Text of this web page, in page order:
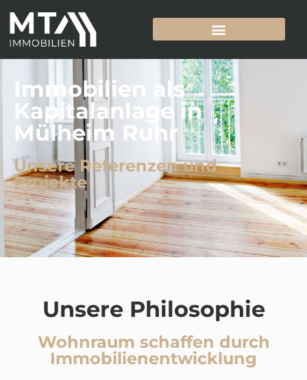
Immobilien als
Kapitalanlage in
Mülheim Ruhr
Unsere Referenzen und
Projekte
Unsere Philosophie
Wohnraum schaffen durch
Immobilienentwicklung